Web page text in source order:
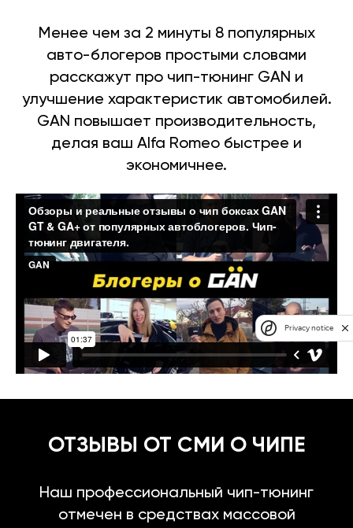
Менее чем за 2 минуты 8 популярных
авто-блогеров простыми словами
расскажут про чип-тюнинг GAN и
улучшение характеристик автомобилей.
GAN повышает производительность,
делая ваш Alfa Romeo быстрее и
экономичнее.
ОТЗЫВЫ ОТ СМИ О ЧИПЕ
Наш профессиональный чип-тюнинг
отмечен в средствах массовой
Privacy notice